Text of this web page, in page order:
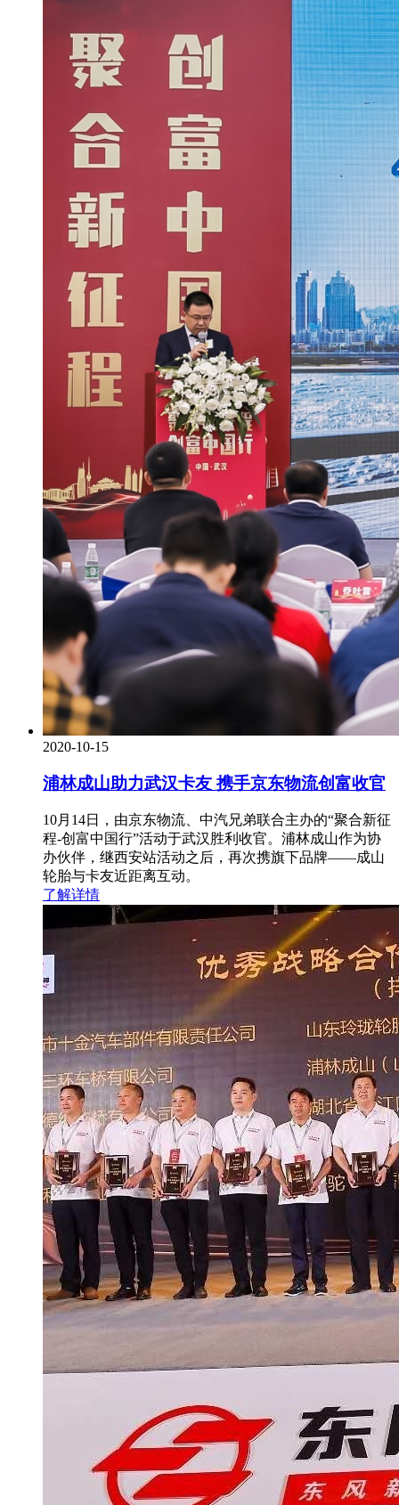
2020-10-15
浦林成山助力武汉卡友 携手京东物流创富收官
10月14日，由京东物流、中汽兄弟联合主办的“聚合新征
程-创富中国行”活动于武汉胜利收官。浦林成山作为协
办伙伴，继西安站活动之后，再次携旗下品牌——成山
轮胎与卡友近距离互动。
了解详情